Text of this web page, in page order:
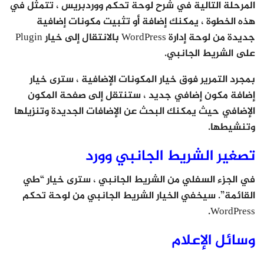
المرحلة التالية في شرح لوحة تحكم ووردبريس ، تتمثل في
هذه الخطوة ، يمكنك إضافة أو تثبيت مكونات إضافية
جديدة من لوحة إدارة WordPress بالانتقال إلى خيار Plugin
على الشريط الجانبي.
بمجرد التمرير فوق خيار المكونات الإضافية ، سترى خيار
إضافة مكون إضافي جديد ، ستنتقل إلى صفحة المكون
الإضافي حيث يمكنك البحث عن الإضافات الجديدة وتنزيلها
وتنشيطها.
تصغير الشريط الجانبي وورد
في الجزء السفلي من الشريط الجانبي ، سترى خيار “طي
القائمة”. سيخفي الخيار الشريط الجانبي من لوحة تحكم
WordPress.
وسائل الإعلام